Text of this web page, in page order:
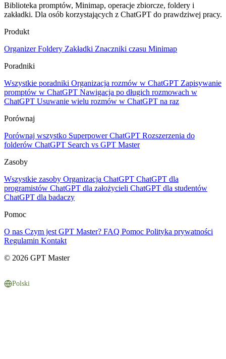
Biblioteka promptów, Minimap, operacje zbiorcze, foldery i
zakładki. Dla osób korzystających z ChatGPT do prawdziwej pracy.
Produkt
OrganizerFoldery Zakładki Znaczniki czasu Minimap
Poradniki
Wszystkie poradniki Organizacja rozmów w ChatGPT Zapisywanie
promptów w ChatGPT Nawigacja po długich rozmowach w
ChatGPT Usuwanie wielu rozmów w ChatGPT na raz
Porównaj
Porównaj wszystko Superpower ChatGPT Rozszerzenia do
folderów ChatGPT Search vs GPT Master
Zasoby
Wszystkie zasoby Organizacja ChatGPT ChatGPT dla
programistów ChatGPT dla założycieli ChatGPT dla studentów
ChatGPT dla badaczy
Pomoc
O nas Czym jest GPT Master? FAQ Pomoc Polityka prywatności
Regulamin Kontakt
© 2026 GPT Master
Polski